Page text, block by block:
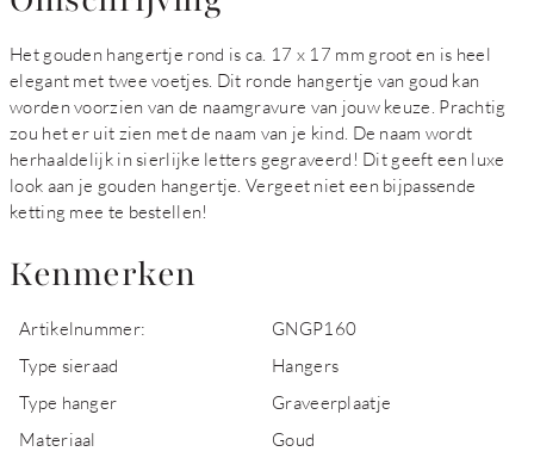
Het gouden hangertje rond is ca. 17 x 17 mm groot en is heel
elegant met twee voetjes. Dit ronde hangertje van goud kan
worden voorzien van de naamgravure van jouw keuze. Prachtig
zou het er uit zien met de naam van je kind. De naam wordt
herhaaldelijk in sierlijke letters gegraveerd! Dit geeft een luxe
look aan je gouden hangertje. Vergeet niet een bijpassende
ketting mee te bestellen!
Kenmerken
Artikelnummer:
GNGP160
Type sieraad
Hangers
Type hanger
Graveerplaatje
Materiaal
Goud